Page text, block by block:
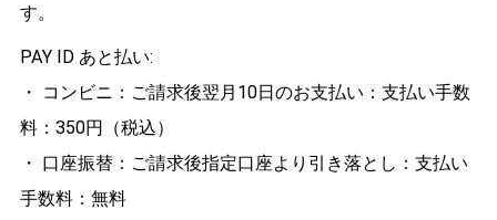
す。
PAY ID あと払い:
・ コンビニ：ご請求後翌月10日のお支払い：支払い手数
料：350円（税込）
・ 口座振替：ご請求後指定口座より引き落とし：支払い
手数料：無料